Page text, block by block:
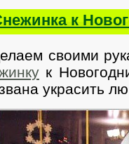
к
своими
к
украсить